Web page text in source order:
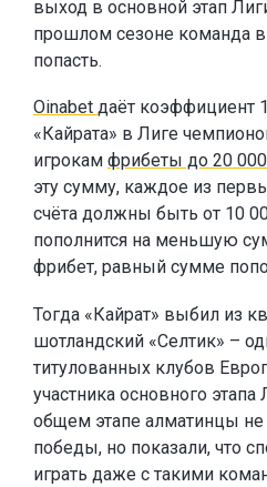
выход в основной этап
прошлом сезоне команда
попасть.
Oinabet даёт коэффициент
«Кайрата» в Лиге
игрокам фрибеты до 20 000
эту сумму, каждое из
счёта должны быть от 10
пополнится на меньшую
фрибет, равный сумме
Тогда «Кайрат» выбил из
шотландский «Селтик» –
титулованных клубов
участника основного
общем этапе алматинцы
победы, но показали, что
играть даже с такими